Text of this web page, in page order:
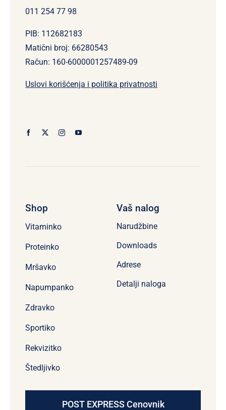
011 254 77 98
PIB: 112682183
Matični broj: 66280543
Račun: 160-6000001257489-09
Uslovi korišćenja i politika privatnosti
Shop
Vitaminko
Proteinko
Mršavko
Napumpanko
Zdravko
Sportiko
Rekvizitko
Štedljivko
Vaš nalog
Narudžbine
Downloads
Adrese
Detalji naloga
POST EXPRESS Cenovnik